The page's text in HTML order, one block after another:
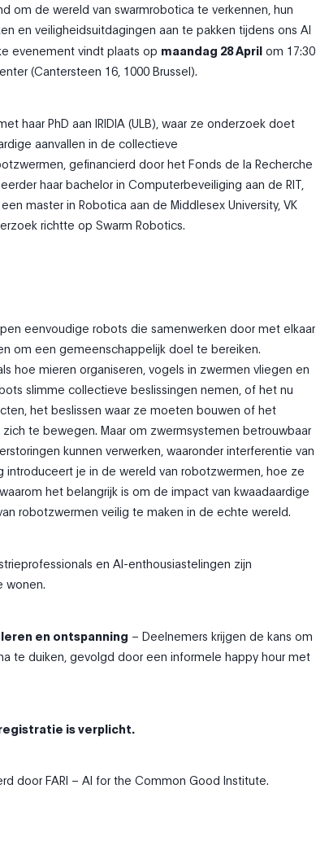
om de wereld van swarmrobotica te verkennen, hun
en veiligheidsuitdagingen aan te pakken tijdens ons AI
evenement vindt plaats op maandag 28 April om 17:30
(Cantersteen 16, 1000 Brussel).
haar PhD aan IRIDIA (ULB), waar ze onderzoek doet
aanvallen in de collectieve
gefinancierd door het Fonds de la Recherche
haar bachelor in Computerbeveiliging aan de RIT,
master in Robotica aan de Middlesex University, VK
richtte op Swarm Robotics.
eenvoudige robots die samenwerken door met elkaar
om een gemeenschappelijk doel te bereiken.
hoe mieren organiseren, vogels in zwermen vliegen en
slimme collectieve beslissingen nemen, of het nu
het beslissen waar ze moeten bouwen of het
te bewegen. Maar om zwermsystemen betrouwbaar
kunnen verwerken, waaronder interferentie van
introduceert je in de wereld van robotzwermen, hoe ze
het belangrijk is om de impact van kwaadaardige
robotzwermen veilig te maken in de echte wereld.
en AI-enthousiastelingen zijn
wonen.
en ontspanning – Deelnemers krijgen de kans om
te duiken, gevolgd door een informele happy hour met
is verplicht.
door FARI – AI for the Common Good Institute.